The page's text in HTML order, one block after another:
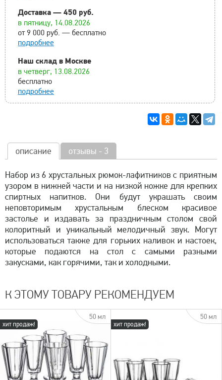
Доставка — 450 руб.
в пятницу, 14.08.2026
от 9 000 руб. — бесплатно
подробнее
Наш склад в Москве
в четверг, 13.08.2026
бесплатно
подробнее
описание отзывы - 3
Набор из 6 хрустальных рюмок-лафитников с приятным
узором в нижней части и на низкой ножке для крепких
спиртных напитков. Они будут украшать своим
неповторимым хрустальным блеском красивое
застолье и издавать за праздничным столом свой
колоритный и уникальный мелодичный звук. Могут
использоваться также для горьких наливок и настоек,
которые подаются на стол с самыми разными
закусками, как горячими, так и холодными.
К ЭТОМУ ТОВАРУ РЕКОМЕНДУЕМ
хит продаж!
50 мл
хит продаж!
50 мл